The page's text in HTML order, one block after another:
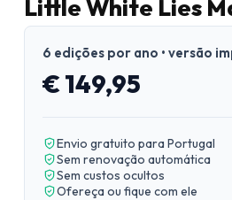
Little White Lies
6 edições por ano • versão
€ 149,95
Envio gratuito para Portugal
Sem renovação automática
Sem custos ocultos
Ofereça ou fique com ele